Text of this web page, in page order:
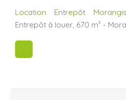
Location Entrepôt
Entrepôt à louer, 670 m² -